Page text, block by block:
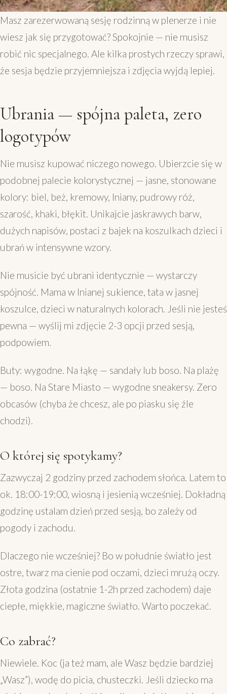
Masz zarezerwowaną sesję rodzinną w plenerze i nie
wiesz jak się przygotować? Spokojnie — nie musisz
robić nic specjalnego. Ale kilka prostych rzeczy sprawi,
że sesja będzie przyjemniejsza i zdjęcia wyjdą lepiej.
Ubrania — spójna paleta, zero
logotypów
Nie musisz kupować niczego nowego. Ubierzcie się w
podobnej palecie kolorystycznej — jasne, stonowane
kolory: biel, beż, kremowy, lniany, pudrowy róż,
szarość, khaki, błękit. Unikajcie jaskrawych barw,
dużych napisów, postaci z bajek na koszulkach dzieci i
ubrań w intensywne wzory.
Nie musicie być ubrani identycznie — wystarczy
spójność. Mama w lnianej sukience, tata w jasnej
koszulce, dzieci w naturalnych kolorach. Jeśli nie jesteś
pewna — wyślij mi zdjęcie 2-3 opcji przed sesją,
podpowiem.
Buty: wygodne. Na łąkę — sandały lub boso. Na plażę
— boso. Na Stare Miasto — wygodne sneakersy. Zero
obcasów (chyba że chcesz, ale po piasku się źle
chodzi).
O której się spotykamy?
Zazwyczaj 2 godziny przed zachodem słońca. Latem to
ok. 18:00-19:00, wiosną i jesienią wcześniej. Dokładną
godzinę ustalam dzień przed sesją, bo zależy od
pogody i zachodu.
Dlaczego nie wcześniej? Bo w południe światło jest
ostre, twarz ma cienie pod oczami, dzieci mrużą oczy.
Złota godzina (ostatnie 1-2h przed zachodem) daje
ciepłe, miękkie, magiczne światło. Warto poczekać.
Co zabrać?
Niewiele. Koc (ja też mam, ale Wasz będzie bardziej
„Wasz”), wodę do picia, chusteczki. Jeśli dziecko ma